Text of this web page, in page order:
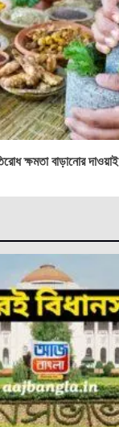
ক্ষমতা বাড়ানোর দাওয়াই